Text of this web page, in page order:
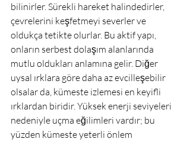
bilinirler. Sürekli hareket halindedirler,
çevrelerini keşfetmeyi severler ve
oldukça tetikte olurlar. Bu aktif yapı,
onların serbest dolaşım alanlarında
mutlu oldukları anlamına gelir. Diğer
uysal ırklara göre daha az evcilleşebilir
olsalar da, kümeste izlemesi en keyifli
ırklardan biridir. Yüksek enerji seviyeleri
nedeniyle uçma eğilimleri vardır; bu
yüzden kümeste yeterli önlem